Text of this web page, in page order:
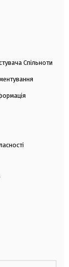
Спільноти